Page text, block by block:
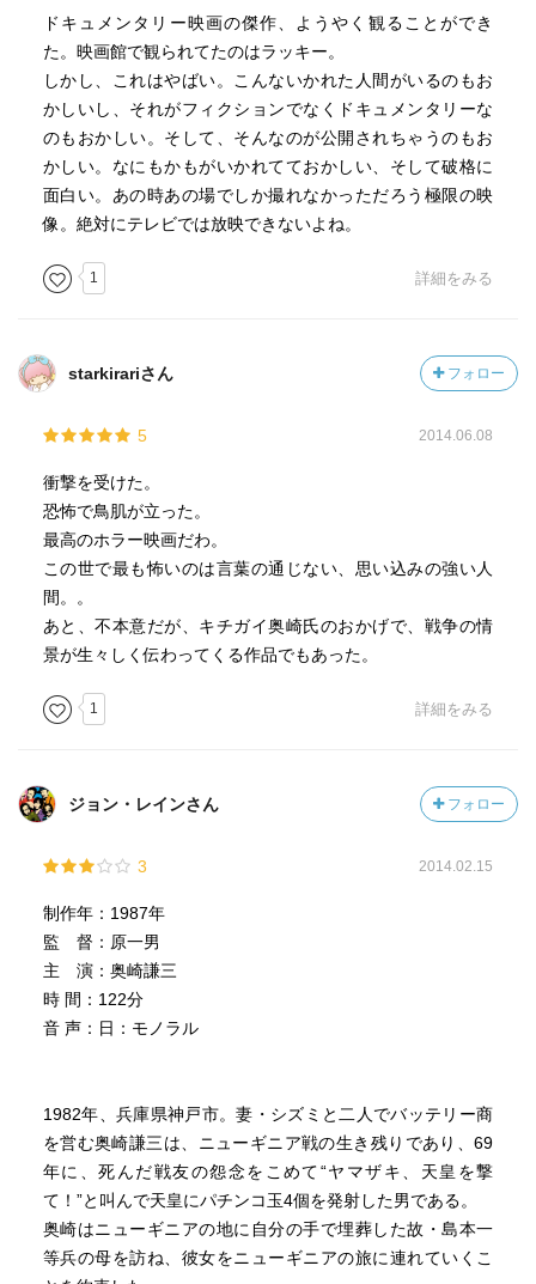
ドキュメンタリー映画の傑作、ようやく観ることができ
た。映画館で観られてたのはラッキー。
しかし、これはやばい。こんないかれた人間がいるのもお
かしいし、それがフィクションでなくドキュメンタリーな
のもおかしい。そして、そんなのが公開されちゃうのもお
かしい。なにもかもがいかれてておかしい、そして破格に
面白い。あの時あの場でしか撮れなかっただろう極限の映
像。絶対にテレビでは放映できないよね。
1 詳細をみる
starkirariさん フォロー
5 2014.06.08
衝撃を受けた。
恐怖で鳥肌が立った。
最高のホラー映画だわ。
この世で最も怖いのは言葉の通じない、思い込みの強い人
間。。
あと、不本意だが、キチガイ奥崎氏のおかげで、戦争の情
景が生々しく伝わってくる作品でもあった。
1 詳細をみる
ジョン・レインさん フォロー
3 2014.02.15
制作年：1987年
監 督：原一男
主 演：奥崎謙三
時 間：122分
音 声：日：モノラル
1982年、兵庫県神戸市。妻・シズミと二人でバッテリー商
を営む奥崎謙三は、ニューギニア戦の生き残りであり、69
年に、死んだ戦友の怨念をこめて“ヤマザキ、天皇を撃
て！”と叫んで天皇にパチンコ玉4個を発射した男である。
奥崎はニューギニアの地に自分の手で埋葬した故・島本一
等兵の母を訪ね、彼女をニューギニアの旅に連れていくこ